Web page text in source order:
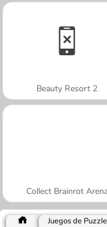
Beauty Resort 2
Collect Brainrot
Juegos de Puzzle